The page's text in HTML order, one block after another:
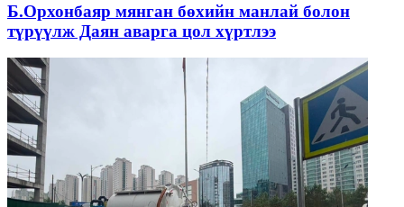
Б.Орхонбаяр мянган бөхийн манлай болон
түрүүлж Даян аварга цол хүртлээ